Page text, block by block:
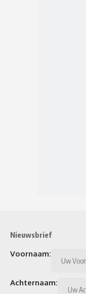
Nieuwsbrief
Voornaam:
Achternaam: